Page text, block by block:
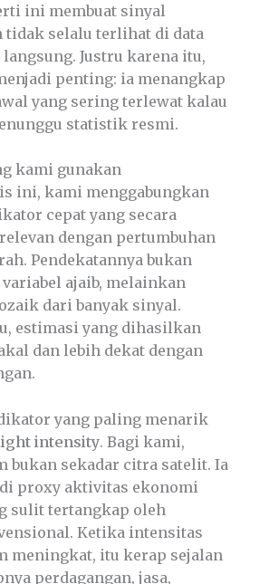
ini membuat sinyal
tidak selalu terlihat di data
langsung. Justru karena itu,
penting: ia menangkap
yang sering terlewat kalau
statistik resmi.
kami gunakan
ini, kami menggabungkan
cepat yang secara
dengan pertumbuhan
Pendekatannya bukan
ajaib, melainkan
dari banyak sinyal.
estimasi yang dihasilkan
dan lebih dekat dengan
yang paling menarik
intensity. Bagi kami,
bukan sekadar citra satelit. Ia
proxy aktivitas ekonomi
sulit tertangkap oleh
Ketika intensitas
meningkat, itu kerap sejalan
perdagangan, jasa,